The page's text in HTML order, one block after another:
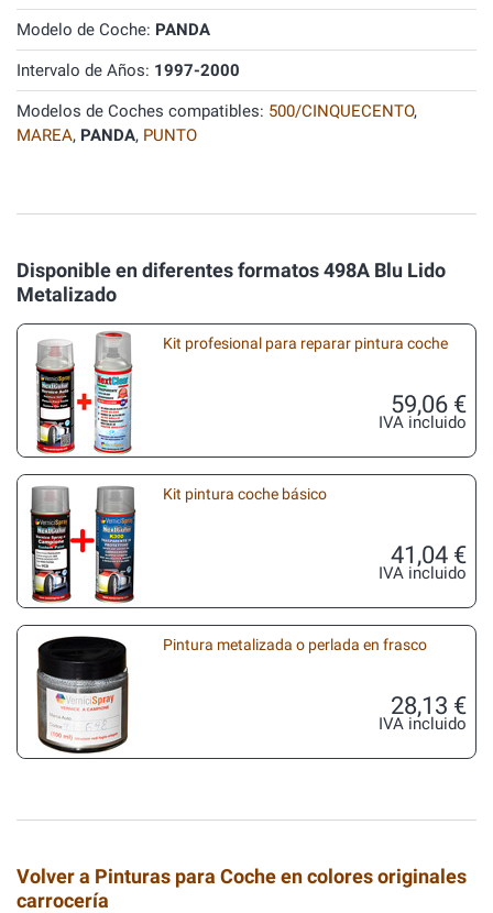
Modelo de Coche: PANDA
Intervalo de Años: 1997-2000
Modelos de Coches compatibles: 500/CINQUECENTO,
MAREA, PANDA, PUNTO
Disponible en diferentes formatos 498A Blu Lido
Metalizado
Kit profesional para reparar pintura coche
59,06 €
IVA incluido
Kit pintura coche básico
41,04 €
IVA incluido
Pintura metalizada o perlada en frasco
28,13 €
IVA incluido
Volver a Pinturas para Coche en colores originales
carrocería